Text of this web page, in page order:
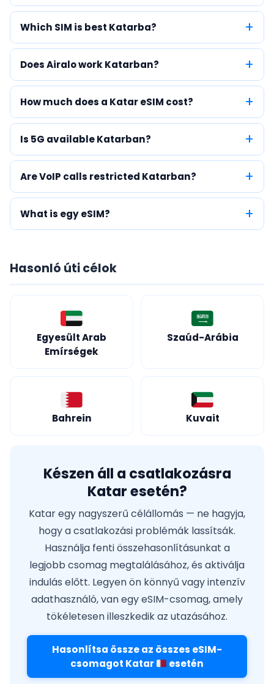
Which SIM is best Katarba?
Does Airalo work Katarban?
How much does a Katar eSIM cost?
Is 5G available Katarban?
Are VoIP calls restricted Katarban?
What is egy eSIM?
Hasonló úti célok
Egyesült Arab
Emírségek
Szaúd-Arábia
Bahrein Kuvait
Készen áll a csatlakozásra
Katar esetén?
Katar egy nagyszerű célállomás — ne hagyja,
hogy a csatlakozási problémák lassítsák.
Használja fenti összehasonlításunkat a
legjobb csomag megtalálásához, és aktiválja
indulás előtt. Legyen ön könnyű vagy intenzív
adathasználó, van egy eSIM-csomag, amely
tökéletesen illeszkedik az utazásához.
Hasonlítsa össze az összes eSIM-
csomagot Katar
esetén